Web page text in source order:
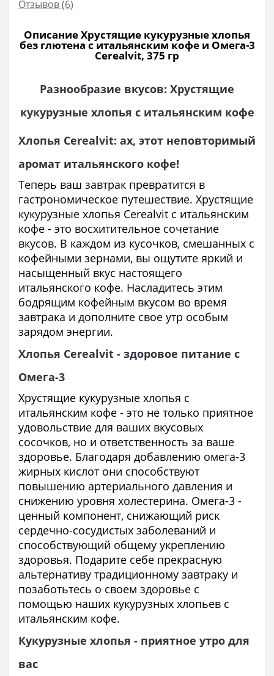
Отзывов (6)
Описание Хрустящие кукурузные хлопья
без глютена с итальянским кофе и Омега-3
Cerealvit, 375 гр
Разнообразие вкусов: Хрустящие
кукурузные хлопья с итальянским кофе
Хлопья Cerealvit: ах, этот неповторимый
аромат итальянского кофе!
Теперь ваш завтрак превратится в
гастрономическое путешествие. Хрустящие
кукурузные хлопья Cerealvit с итальянским
кофе - это восхитительное сочетание
вкусов. В каждом из кусочков, смешанных с
кофейными зернами, вы ощутите яркий и
насыщенный вкус настоящего
итальянского кофе. Насладитесь этим
бодрящим кофейным вкусом во время
завтрака и дополните свое утр особым
зарядом энергии.
Хлопья Cerealvit - здоровое питание с
Омега-3
Хрустящие кукурузные хлопья с
итальянским кофе - это не только приятное
удовольствие для ваших вкусовых
сосочков, но и ответственность за ваше
здоровье. Благодаря добавлению омега-3
жирных кислот они способствуют
повышению артериального давления и
снижению уровня холестерина. Омега-3 -
ценный компонент, снижающий риск
сердечно-сосудистых заболеваний и
способствующий общему укреплению
здоровья. Подарите себе прекрасную
альтернативу традиционному завтраку и
позаботьтесь о своем здоровье с
помощью наших кукурузных хлопьев с
итальянским кофе.
Кукурузные хлопья - приятное утро для
вас